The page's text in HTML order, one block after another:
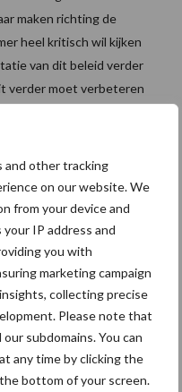
and other tracking
on our website. We
from your device and
IP address and
you with
marketing campaign
collecting precise
Please note that
subdomains. You can
any time by clicking the
bottom of your screen.
maken richting de
heel kritisch wil kijken
van dit beleid verder
verder moet verbeteren
stappen te zetten.”
van de Kamerbrief.
blijft
en
handel